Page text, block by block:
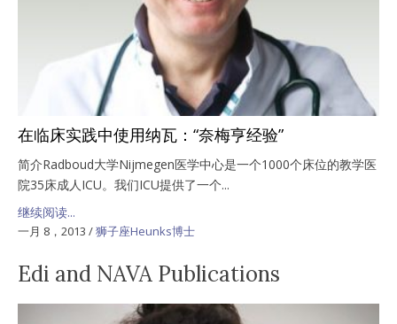
在临床实践中使用纳瓦：“奈梅亨经验”
简介Radboud大学Nijmegen医学中心是一个1000个床位的教学医
院35床成人ICU。我们ICU提供了一个...
继续阅读...
一月 8，2013 /狮子座Heunks博士
Edi and NAVA Publications